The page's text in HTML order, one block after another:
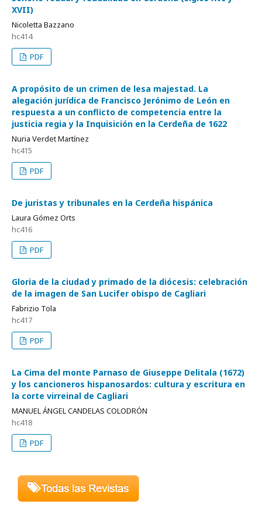
XVII)
Nicoletta Bazzano
hc414
PDF
A propósito de un crimen de lesa majestad. La
alegación jurídica de Francisco Jerónimo de León en
respuesta a un conflicto de competencia entre la
justicia regia y la Inquisición en la Cerdeña de 1622
Nuria Verdet Martínez
hc415
PDF
De juristas y tribunales en la Cerdeña hispánica
Laura Gómez Orts
hc416
PDF
Gloria de la ciudad y primado de la diócesis: celebración
de la imagen de San Lucifer obispo de Cagliari
Fabrizio Tola
hc417
PDF
La Cima del monte Parnaso de Giuseppe Delitala (1672)
y los cancioneros hispanosardos: cultura y escritura en
la corte virreinal de Cagliari
MANUEL ÁNGEL CANDELAS COLODRÓN
hc418
PDF